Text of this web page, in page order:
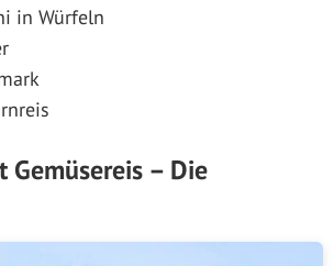
in Würfeln
Gemüsereis – Die